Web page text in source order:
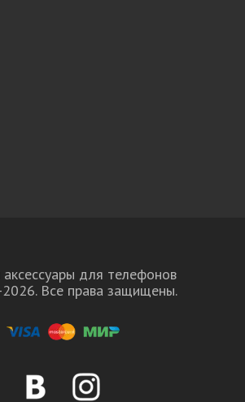
для телефонов
Все права защищены.